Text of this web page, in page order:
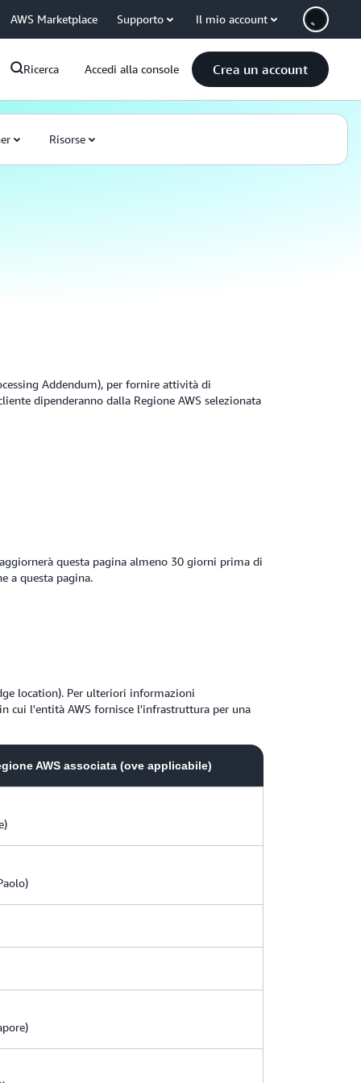
AWS Marketplace Supporto Il mio account
Ricerca Accedi alla console Crea un account
Risorse
Addendum), per fornire attività di
dipenderanno dalla Regione AWS selezionata
questa pagina almeno 30 giorni prima di
a questa pagina.
location). Per ulteriori informazioni
cui l'entità AWS fornisce l'infrastruttura per una
AWS associata (ove applicabile)